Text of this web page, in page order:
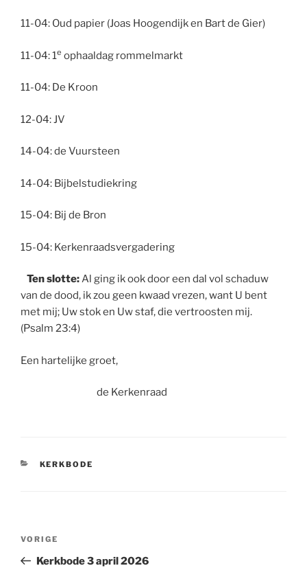
11-04: Oud papier (Joas Hoogendijk en Bart de Gier)
11-04: 1e ophaaldag rommelmarkt
11-04: De Kroon
12-04: JV
14-04: de Vuursteen
14-04: Bijbelstudiekring
15-04: Bij de Bron
15-04: Kerkenraadsvergadering
Ten slotte:Al ging ik ook door een dal vol schaduw
van de dood, ik zou geen kwaad vrezen, want U bent
met mij; Uw stok en Uw staf, die vertroosten mij.
(Psalm 23:4)
Een hartelijke groet,
de Kerkenraad
CATEGORIEËN
KERKBODE
Vorig
bericht
VORIGE
Kerkbode 3 april 2026